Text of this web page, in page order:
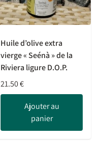
Huile d’olive extra
vierge « Seénà » de la
Riviera ligure D.O.P.
21.50€
Ajouter au
panier